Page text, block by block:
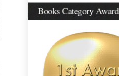
Books Category Award